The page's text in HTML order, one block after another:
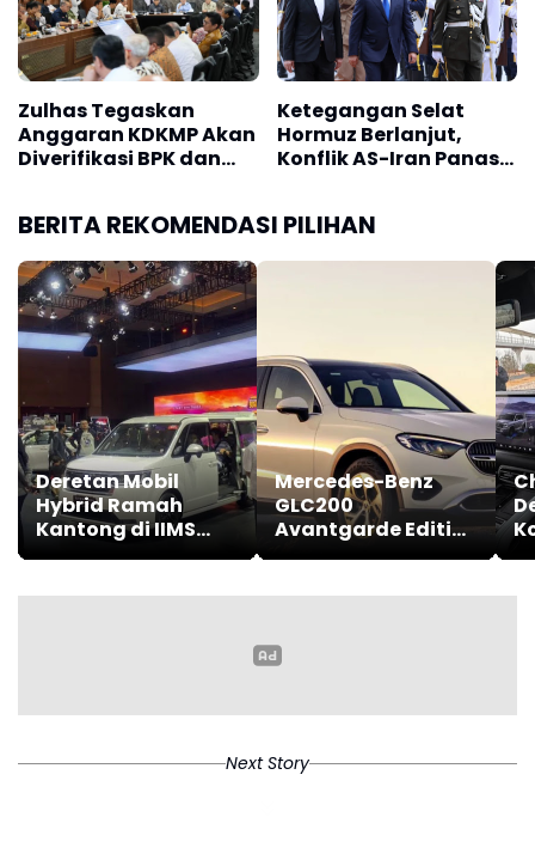
Zulhas Tegaskan
Anggaran KDKMP Akan
Diverifikasi BPK dan
Ketegangan Selat
Hormuz Berlanjut,
Konflik AS-Iran Panas,
BERITA REKOMENDASI PILIHAN
Deretan Mobil
Hybrid Ramah
Kantong di IIMS
2026
Mercedes-Benz
GLC200
Avantgarde Edition
Meluncur, Harga
Next Story